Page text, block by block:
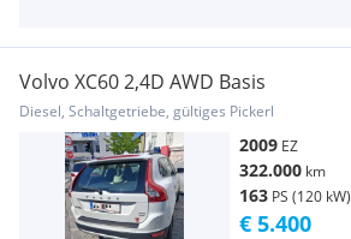
Volvo XC60 2,4D AWD Basis
Diesel, Schaltgetriebe, gültiges Pickerl
2009 EZ
322.000 km
163 PS (120 kW)
€ 5.400